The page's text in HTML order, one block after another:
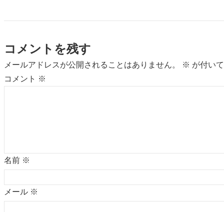
コメントを残す
メールアドレスが公開されることはありません。 ※ が付い
コメント ※
名前 ※
メール ※